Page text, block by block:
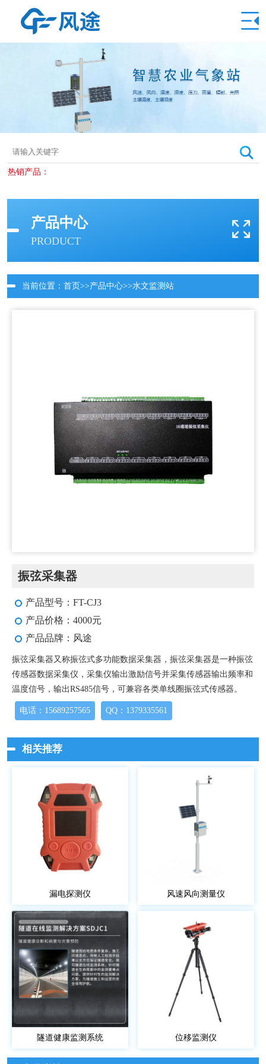
热销产品：
产品中心
PRODUCT
当前位置： 首页>>产品中心>>水文监测站
振弦采集器
产品型号：FT-CJ3
产品价格：4000元
产品品牌：风途
振弦采集器又称振弦式多功能数据采集器，振弦采集器是一种振弦
传感器数据采集仪，采集仪输出激励信号并采集传感器输出频率和
温度信号，输出RS485信号，可兼容各类单线圈振弦式传感器。
电话：15689257565 QQ：1379335561
相关推荐
漏电探测仪 风速风向测量仪
隧道健康监测系统 位移监测仪